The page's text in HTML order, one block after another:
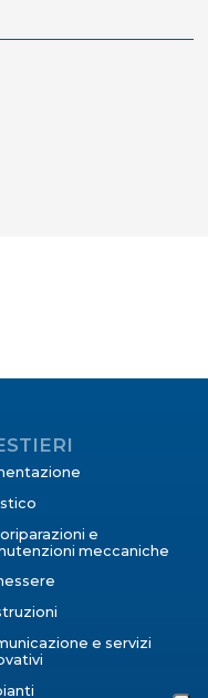
e
meccaniche
e servizi